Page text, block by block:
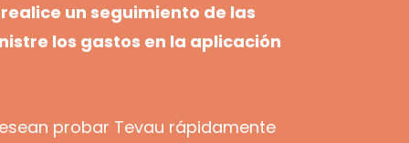
un seguimiento de las
los gastos en la aplicación
probar Tevau rápidamente